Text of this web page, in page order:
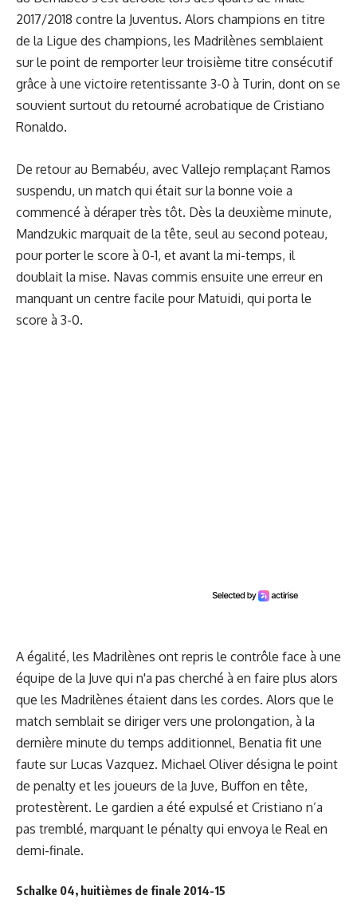
2017/2018 contre la Juventus. Alors champions en titre
de la Ligue des champions, les Madrilènes semblaient
sur le point de remporter leur troisième titre consécutif
grâce à une victoire retentissante 3-0 à Turin, dont on se
souvient surtout du retourné acrobatique de Cristiano
Ronaldo.
De retour au Bernabéu, avec Vallejo remplaçant Ramos
suspendu, un match qui était sur la bonne voie a
commencé à déraper très tôt. Dès la deuxième minute,
Mandzukic marquait de la tête, seul au second poteau,
pour porter le score à 0-1, et avant la mi-temps, il
doublait la mise. Navas commis ensuite une erreur en
manquant un centre facile pour Matuidi, qui porta le
score à 3-0.
A égalité, les Madrilènes ont repris le contrôle face à une
équipe de la Juve qui n'a pas cherché à en faire plus alors
que les Madrilènes étaient dans les cordes. Alors que le
match semblait se diriger vers une prolongation, à la
dernière minute du temps additionnel, Benatia fit une
faute sur Lucas Vazquez. Michael Oliver désigna le point
de penalty et les joueurs de la Juve, Buffon en tête,
protestèrent. Le gardien a été expulsé et Cristiano n’a
pas tremblé, marquant le pénalty qui envoya le Real en
demi-finale.
Schalke 04, huitièmes de finale 2014-15